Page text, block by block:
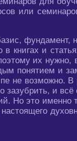
или
фундамент,
книгах и
их
понятием и
не возможно. В
и всё
Но это именно